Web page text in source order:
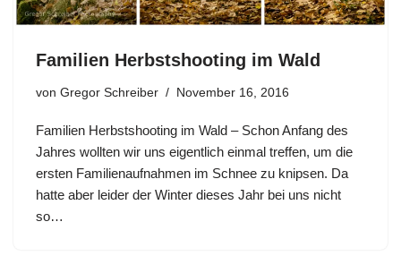
Familien Herbstshooting im Wald
von Gregor Schreiber November 16, 2016
Familien Herbstshooting im Wald – Schon Anfang des
Jahres wollten wir uns eigentlich einmal treffen, um die
ersten Familienaufnahmen im Schnee zu knipsen. Da
hatte aber leider der Winter dieses Jahr bei uns nicht
so…